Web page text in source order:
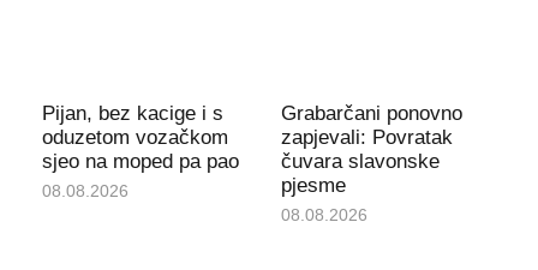
Pijan, bez kacige i s
oduzetom vozačkom
sjeo na moped pa pao
08.08.2026
Grabarčani ponovno
zapjevali: Povratak
čuvara slavonske
pjesme
08.08.2026